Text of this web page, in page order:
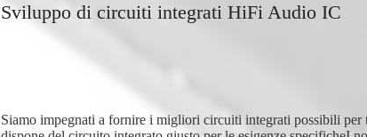
Sviluppo di circuiti integrati HiFi Audio IC
Siamo impegnati a fornire i migliori circuiti integrati possibili per